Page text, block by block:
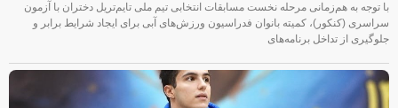
با توجه به هم‌زمانی مرحله نخست مسابقات انتخابی تیم ملی تایم‌تریل دختران با آزمون
سراسری (کنکور)، کمیته بانوان فدراسیون ورزش‌های آبی برای ایجاد شرایط برابر و
جلوگیری از تداخل برنامه‌های